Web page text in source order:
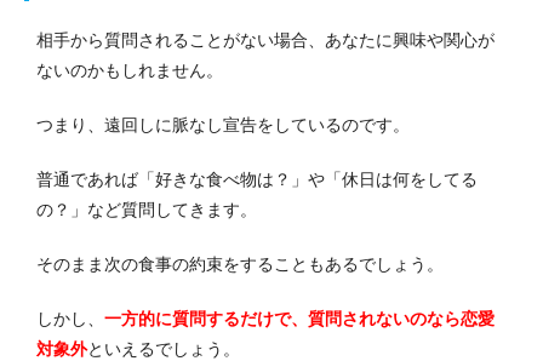
相手から質問されることがない場合、あなたに興味や関心が
ないのかもしれません。
つまり、遠回しに脈なし宣告をしているのです。
普通であれば「好きな食べ物は？」や「休日は何をしてる
の？」など質問してきます。
そのまま次の食事の約束をすることもあるでしょう。
しかし、 一方的に質問するだけで、質問されないのなら恋愛
対象外といえるでしょう。